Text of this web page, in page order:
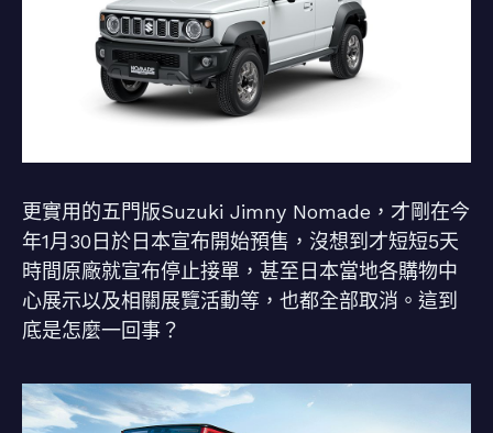
更實用的五門版Suzuki Jimny Nomade，才剛在今
年1月30日於日本宣布開始預售，沒想到才短短5天
時間原廠就宣布停止接單，甚至日本當地各購物中
心展示以及相關展覽活動等，也都全部取消。這到
底是怎麼一回事？